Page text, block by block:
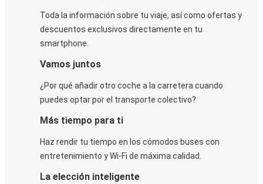
Toda la información sobre tu viaje, así como ofertas y
descuentos exclusivos directamente en tu
smartphone.
Vamos juntos
¿Por qué añadir otro coche a la carretera cuando
puedes optar por el transporte colectivo?
Más tiempo para ti
Haz rendir tu tiempo en los cómodos buses con
entretenimiento y Wi-Fi de máxima calidad.
La elección inteligente